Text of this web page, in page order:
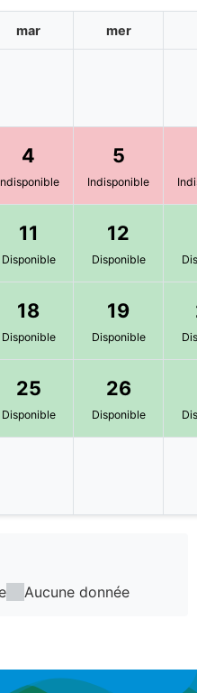
mar mer
4 5
Indisponible
11
Disponible
12
Disponible
18
Disponible
19
Disponible
25
Disponible
26
Disponible
Aucune donnée